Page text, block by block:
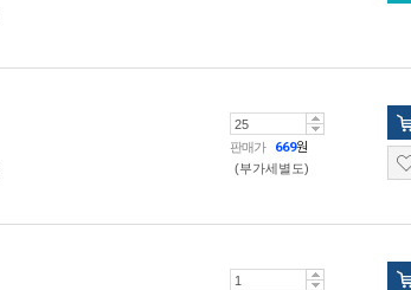
판매가 669원
(부가세별도)